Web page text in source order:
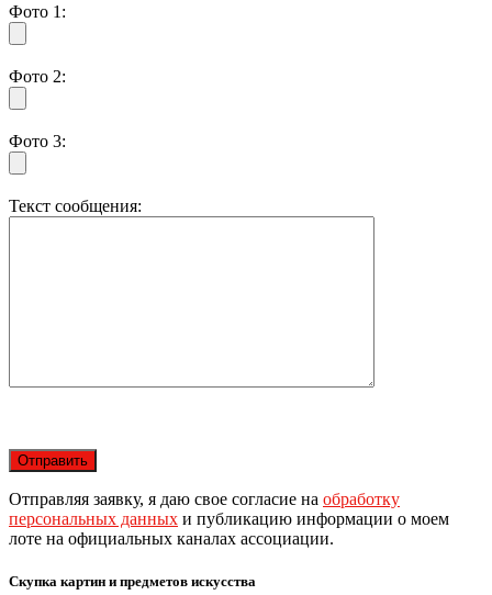
Фото 1:
Фото 2:
Фото 3:
Текст сообщения:
Отправляя заявку, я даю свое согласие на обработку
персональных данных и публикацию информации о моем
лоте на официальных каналах ассоциации.
Скупка картин и предметов искусства